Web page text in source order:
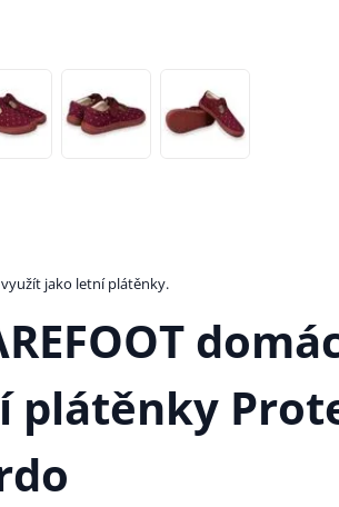
jako letní plátěnky.
plátěnky